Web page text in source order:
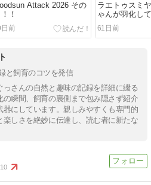
Attack 2026 その
！！
前
ラエトゥスミ
ゃんが羽化し
61日前
と飼育のコツを発信
さんの自然と趣味の記録を詳細に綴る
の瞬間、飼育の裏側まで包み隠さず紹介
器にしています。親しみやすくも専門的
しさを絶妙に伝達し、読む者に新たな
10